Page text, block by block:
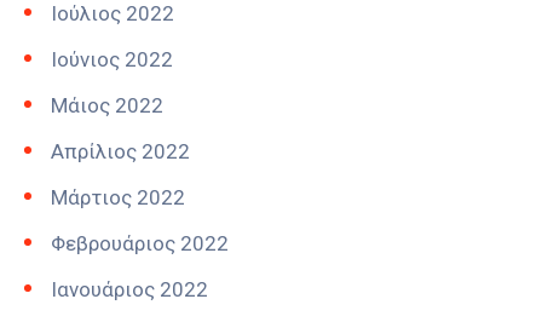
Ιούλιος 2022
Ιούνιος 2022
Μάιος 2022
Απρίλιος 2022
Μάρτιος 2022
Φεβρουάριος 2022
Ιανουάριος 2022